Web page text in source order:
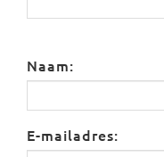
Naam:
E-mailadres: